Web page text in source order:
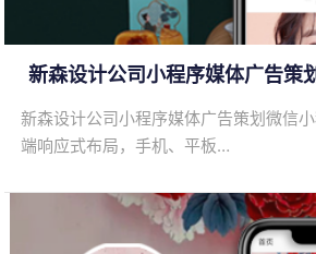
新森设计公司小程序媒体广告策
新森设计公司小程序媒体广告策划微信
端响应式布局，手机、平板…